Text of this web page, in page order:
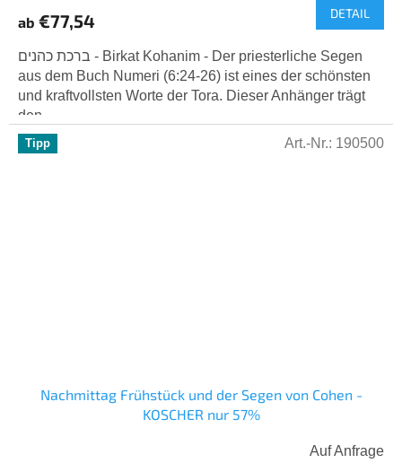
Produktbewertung
ist
5,0
von
5
Sternen.
ab €77,54 DETAIL
ברכת כהנים - Birkat Kohanim - Der priesterliche Segen
aus dem Buch Numeri (6:24-26) ist eines der schönsten
und kraftvollsten Worte der Tora. Dieser Anhänger trägt
den...
Tipp
Nachmittag Frühstück und der Segen von Cohen -
KOSCHER nur 57%
Auf Anfrage
Art.-Nr.: 190500